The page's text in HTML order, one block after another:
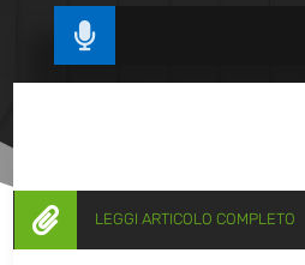

 LEGGI ARTICOLO COMPLETO